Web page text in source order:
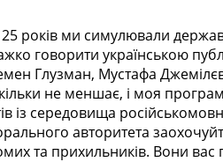
років ми симулювали
говорити українською
Глузман, Мустафа
не меншає, і моя
із середовища
авторитета
та прихильників. Вони вас